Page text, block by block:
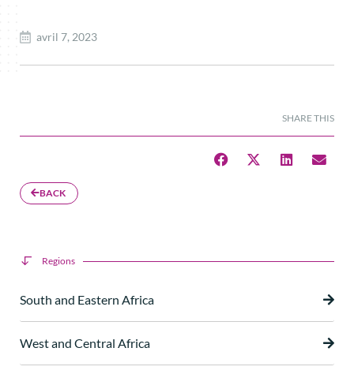
avril 7, 2023
SHARE THIS
BACK
Regions
South and Eastern Africa
West and Central Africa